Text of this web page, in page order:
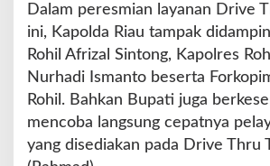
Dalam peresmian layanan Drive
ini, Kapolda Riau tampak
Rohil Afrizal Sintong, Kapolres
Nurhadi Ismanto beserta
Rohil. Bahkan Bupati juga
mencoba langsung cepatnya
yang disediakan pada Drive Thru